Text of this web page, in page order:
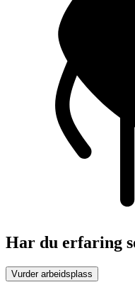
Har du erfaring
Vurder arbeidsplass